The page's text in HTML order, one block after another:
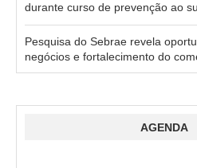
durante curso de prevenção ao
Pesquisa do Sebrae revela
negócios e fortalecimento do
AGENDA